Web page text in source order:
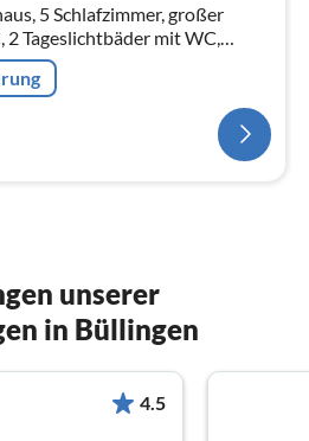
5 Schlafzimmer, großer
2 Tageslichtbäder mit WC,
56 qm großes Ess- und
unserer
in Büllingen
4.5